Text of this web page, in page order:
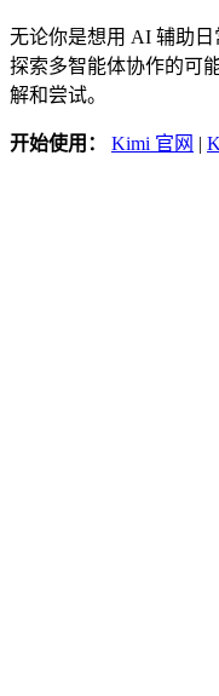
无论你是想用 AI 辅助
探索多智能体协作的可
解和尝试。
开始使用： Kimi 官网 |